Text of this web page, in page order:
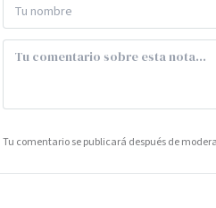
Tu comentario se publicará después de